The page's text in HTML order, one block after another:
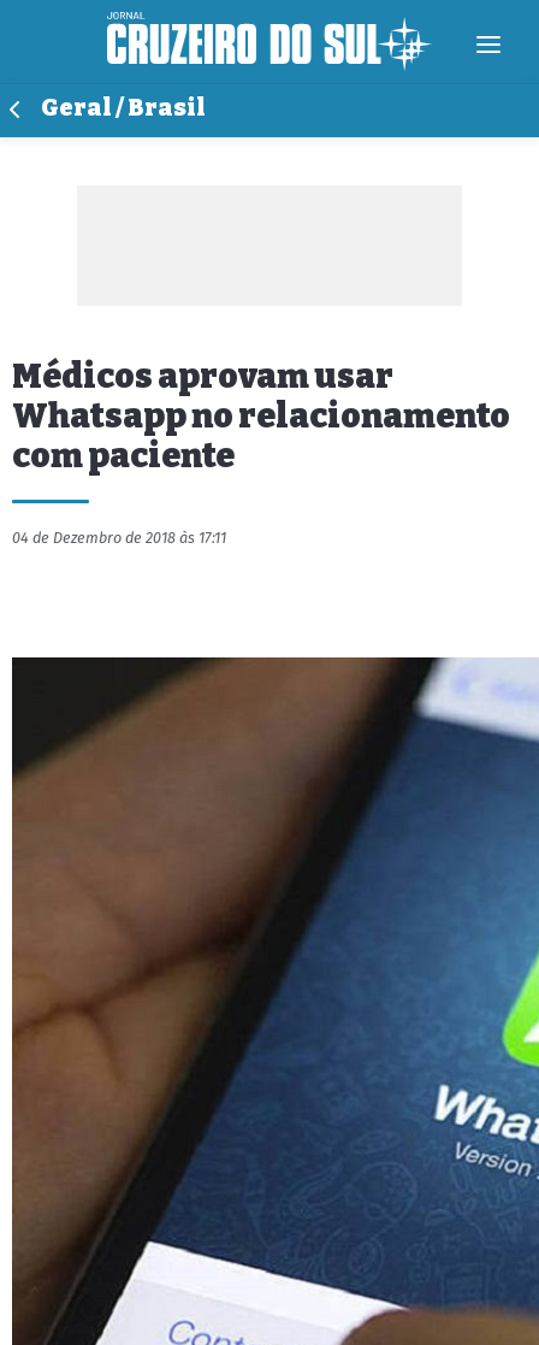
Geral / Brasil
Médicos aprovam usar
Whatsapp no relacionamento
com paciente
04 de Dezembro de 2018 às 17:11